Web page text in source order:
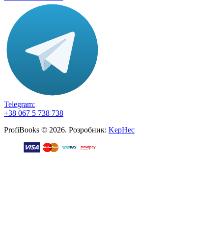
Telegram:
+38 067 5 738 738
ProfiBooks © 2026. Розробник: KepHec